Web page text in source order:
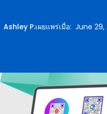
Ashley P.เผยแพร่เมื่อ: June 29,